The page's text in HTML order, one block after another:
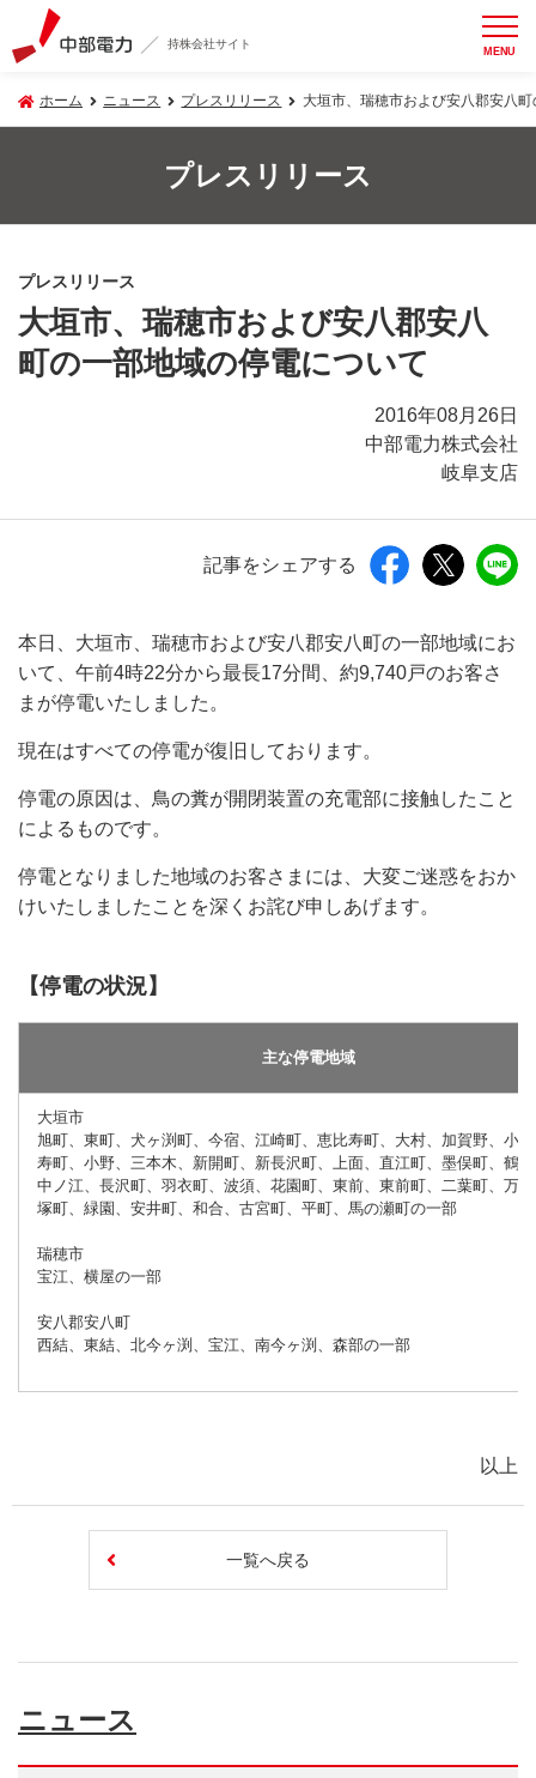
持株会社サイト MENU
ホーム ニュース プレスリリース 大垣市、瑞穂市および安八郡安八
プレスリリース
プレスリリース
大垣市、瑞穂市および安八郡安八
町の一部地域の停電について
2016年08月26日
中部電力株式会社
岐阜支店
記事をシェアする
本日、大垣市、瑞穂市および安八郡安八町の一部地域にお
いて、午前4時22分から最長17分間、約9,740戸のお客さ
まが停電いたしました。
現在はすべての停電が復旧しております。
停電の原因は、鳥の糞が開閉装置の充電部に接触したこと
によるものです。
停電となりました地域のお客さまには、大変ご迷惑をおか
けいたしましたことを深くお詫び申しあげます。
【停電の状況】
主な停電地域
大垣市
旭町、東町、犬ヶ渕町、今宿、江崎町、恵比寿町、大村、加賀野、小
寿町、小野、三本木、新開町、新長沢町、上面、直江町、墨俣町、鶴
中ノ江、長沢町、羽衣町、波須、花園町、東前、東前町、二葉町、万
塚町、緑園、安井町、和合、古宮町、平町、馬の瀬町の一部
瑞穂市
宝江、横屋の一部
安八郡安八町
西結、東結、北今ヶ渕、宝江、南今ヶ渕、森部の一部
以上
一覧へ戻る
ニュース